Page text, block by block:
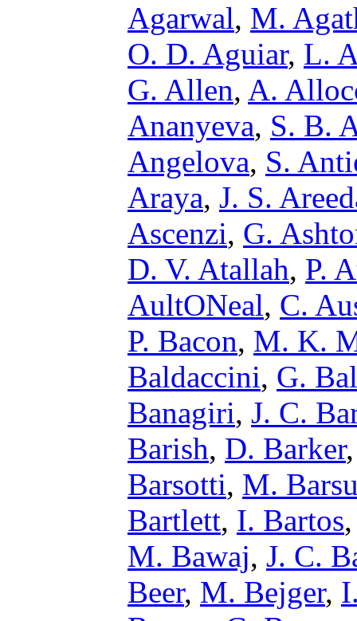
Agarwal, M.
O. D. Aguiar, L.
G. Allen, A.
Ananyeva, S. B.
Angelova, S.
Araya, J. S.
Ascenzi, G.
D. V. Atallah, P.
AultONeal, C.
P. Bacon, M. K.
Baldaccini, G.
Banagiri, J. C.
Barish, D. Barker
Barsotti, M.
Bartlett, I. Bartos
M. Bawaj, J. C.
Beer, M. Bejger,